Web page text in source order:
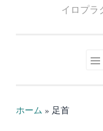
イロプラ
ホーム » 足首